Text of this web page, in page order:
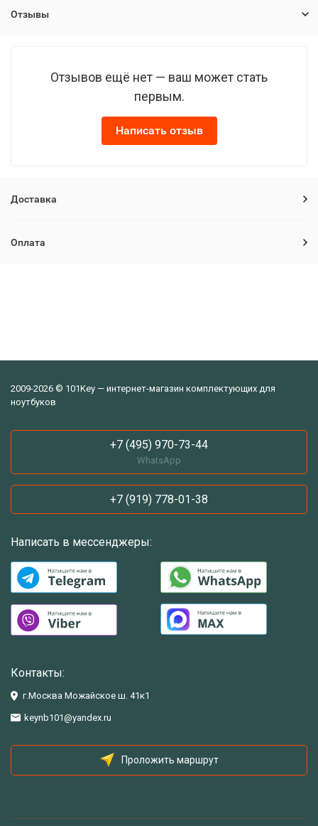
Отзывы
Отзывов ещё нет — ваш может стать
первым.
Написать отзыв
Доставка
Оплата
2009-2026 © 101Key — интернет-магазин комплектующих для
ноутбуков
+7 (495) 970-73-44
WhatsApp
+7 (919) 778-01-38
Написать в мессенджеры:
Контакты:
г.Москва Можайское ш. 41к1
keynb101@yandex.ru
Проложить маршрут